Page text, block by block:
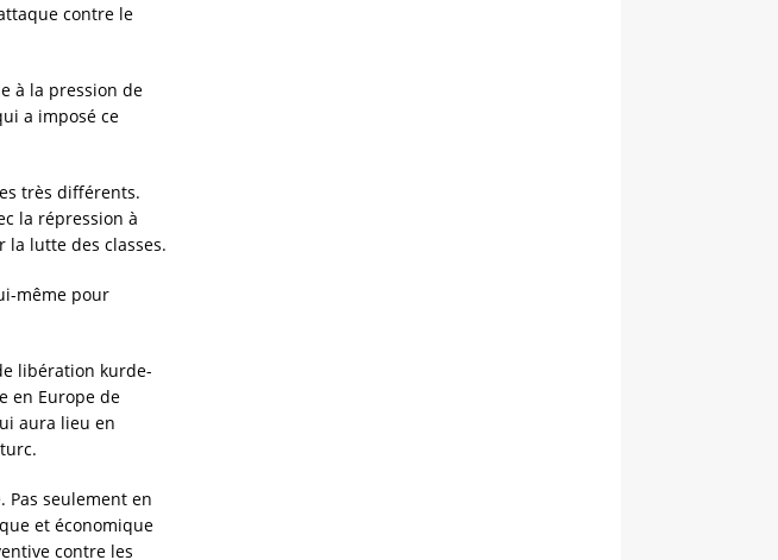
contre le
à la pression de
a imposé ce
très différents.
la répression à
la lutte des classes.
même pour
libération kurde-
en Europe de
aura lieu en
seulement en
et économique
contre les